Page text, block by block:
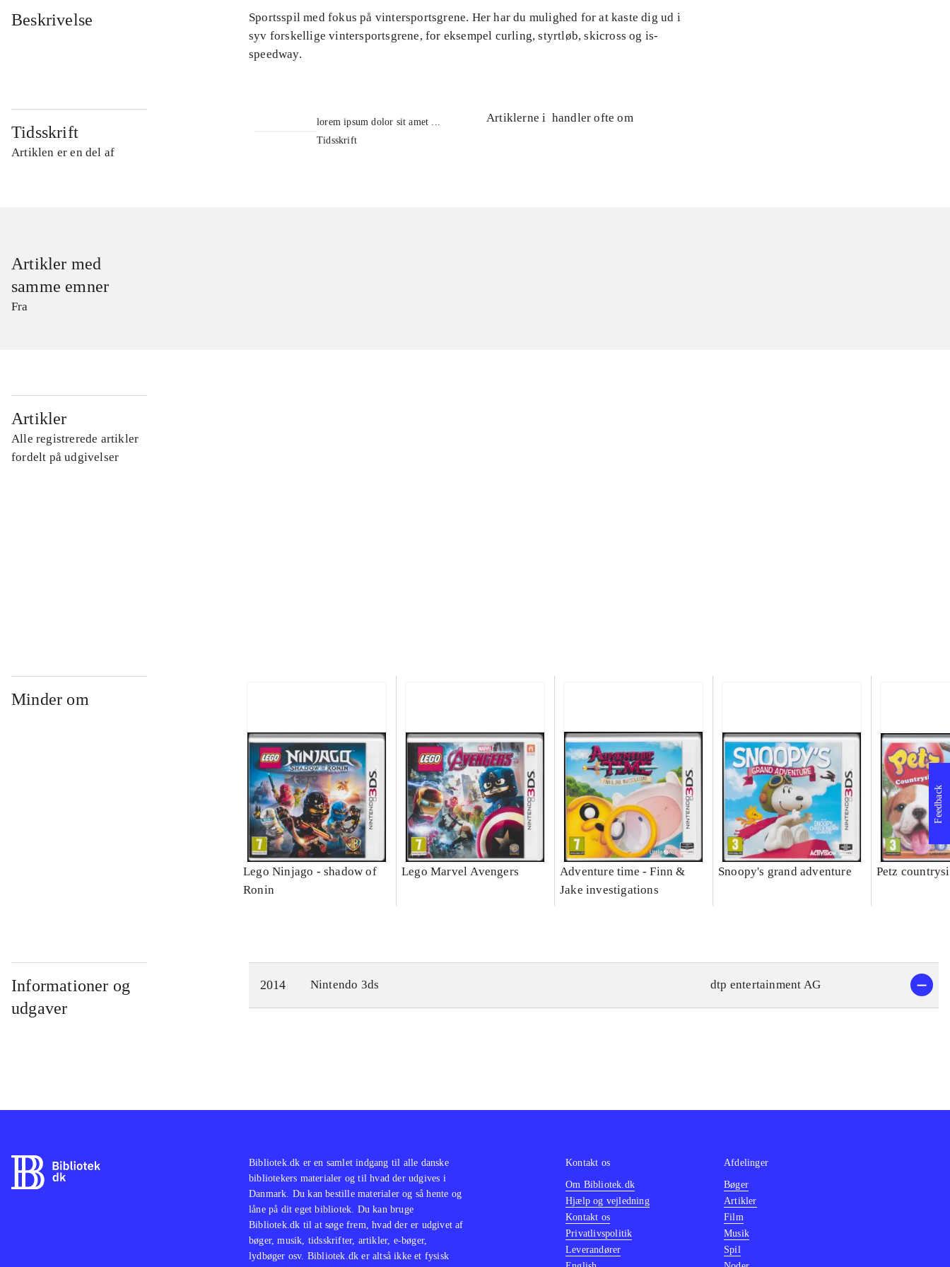
Beskrivelse
Sportsspil med fokus på vintersportsgrene. Her har du mulighed for at kaste dig ud i
syv forskellige vintersportsgrene, for eksempel curling, styrtløb, skicross og is-
speedway.
Tidsskrift
Artiklen er en del af
lorem ipsum dolor sit amet ...
Tidsskrift
Artiklerne i handler ofte om
Artikler med
samme emner
Fra
Artikler
Alle registrerede artikler
fordelt på udgivelser
Minder om
Lego Ninjago - shadow of
Ronin
Lego Marvel Avengers
Adventure time - Finn &
Jake investigations
Snoopy's grand adventure Petz
Informationer og
udgaver
2014 Nintendo 3ds dtp entertainment AG
Feedback
Bibliotek.dk er en samlet indgang til alle danske
bibliotekers materialer og til hvad der udgives i
Danmark. Du kan bestille materialer og så hente og
låne på dit eget bibliotek. Du kan bruge
Bibliotek.dk til at søge frem, hvad der er udgivet af
bøger, musik, tidsskrifter, artikler, e-bøger,
lydbøger osv. Bibliotek.dk er altså ikke et fysisk
Kontakt os
Om Bibliotek.dk
Hjælp og vejledning
Kontakt os
Privatlivspolitik
Leverandører
Afdelinger
Bøger
Artikler
Film
Musik
Spil